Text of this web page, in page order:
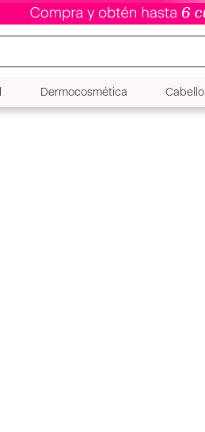
Dermocosmética Cabello